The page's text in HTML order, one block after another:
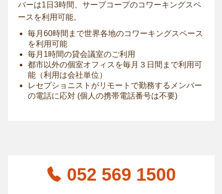
バーは1日3時間、サーブコープのコワーキングスペ
ースを利用可能。
毎月60時間まで世界各地のコワーキングスペース
を利用可能
毎月1時間の貸会議室のご利用
都市以外の個室オフィスを毎月３日間まで利用可
能（利用は会社単位）
レセプショニストがリモートで勤務するメンバー
の電話に応対 (個人の携帯電話番号は不要)
052 569 1500